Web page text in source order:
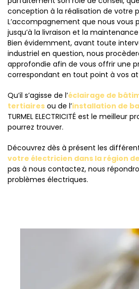
conception à la réalisation de votre
L’accompagnement que nous vous
jusqu’à la livraison et la
Bien évidemment, avant toute
industriel en question, nous
approfondie afin de vous offrir une
correspondant en tout point à vos
Qu’il s’agisse de l’éclairage de
tertiaires ou de l’installation de
TURMEL ELECTRICITÉ est le meilleur
pourrez trouver.
Découvrez dès à présent les
votre électricien dans la région
pas à nous contactez, nous
problèmes électriques.